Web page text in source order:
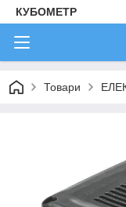
КУБОМЕТР
Товари